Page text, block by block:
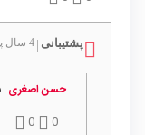
پشتیبانی | 4 سال پیش
حسن اصغری
0
0